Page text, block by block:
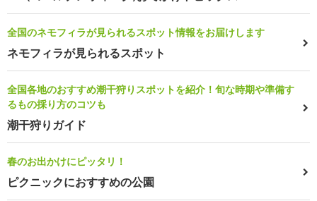
全国のネモフィラが見られるスポット情報をお届けします
ネモフィラが見られるスポット
全国各地のおすすめ潮干狩りスポットを紹介！旬な時期や準備す
るもの採り方のコツも
潮干狩りガイド
春のお出かけにピッタリ！
ピクニックにおすすめの公園